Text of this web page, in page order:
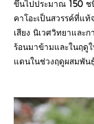
ขึ้นไปประมาณ 150 ช
คาโอะเป็นสวรรค์ที่แท้
เสียง นิเวศวิทยาและ
ร้อนมาข้ามและในฤดูใ
แดนในช่วงฤดูผสมพัน